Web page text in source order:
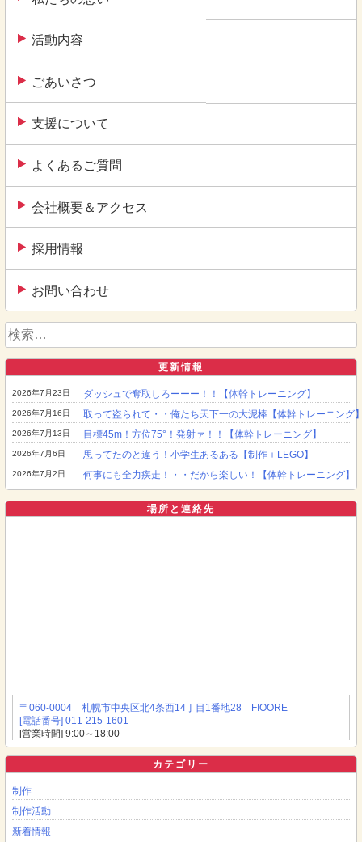
活動内容
ごあいさつ
支援について
よくあるご質問
会社概要＆アクセス
採用情報
お問い合わせ
検
索:
更新情報
ダッシュで奪取しろーーー！！【体幹トレーニング】
2026年7月23日
取って盗られて・・俺たち天下一の大泥棒【体幹トレーニング
2026年7月16日
目標45m！方位75°！発射ァ！！【体幹トレーニング】
2026年7月13日
思ってたのと違う！小学生あるある【制作＋LEGO】
2026年7月6日
何事にも全力疾走！・・だから楽しい！【体幹トレーニング】
2026年7月2日
場所と連絡先
〒060-0004 札幌市中央区北4条西14丁目1番地28 FIOORE
[電話番号] 011-215-1601
[営業時間] 9:00～18:00
カテゴリー
制作
制作活動
新着情報